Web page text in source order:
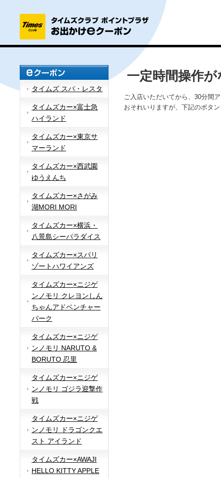
タイムズ スパ・レスタ
タイムズカー×富士急
ハイランド
タイムズカー×東京サ
マーランド
タイムズカー×西武園
ゆうえんち
タイムズカー×さがみ
湖MORI MORI
タイムズカー×横浜・
八景島シーパラダイス
タイムズカー×スパリ
ゾートハワイアンズ
タイムズカー×ニジゲ
ンノモリ クレヨンしん
ちゃんアドベンチャー
パーク
タイムズカー×ニジゲ
ンノモリ NARUTO &
BORUTO 忍里
タイムズカー×ニジゲ
ンノモリ ゴジラ迎撃作
戦
タイムズカー×ニジゲ
ンノモリ ドラゴンクエ
スト アイランド
タイムズカー×AWAJI
HELLO KITTY APPLE
一定時間操作
ご入店いただいてから、30分間
おそれいりますが、下記のボタ